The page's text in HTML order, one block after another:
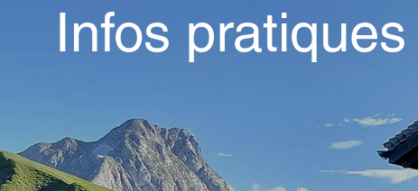
Infos pratiques